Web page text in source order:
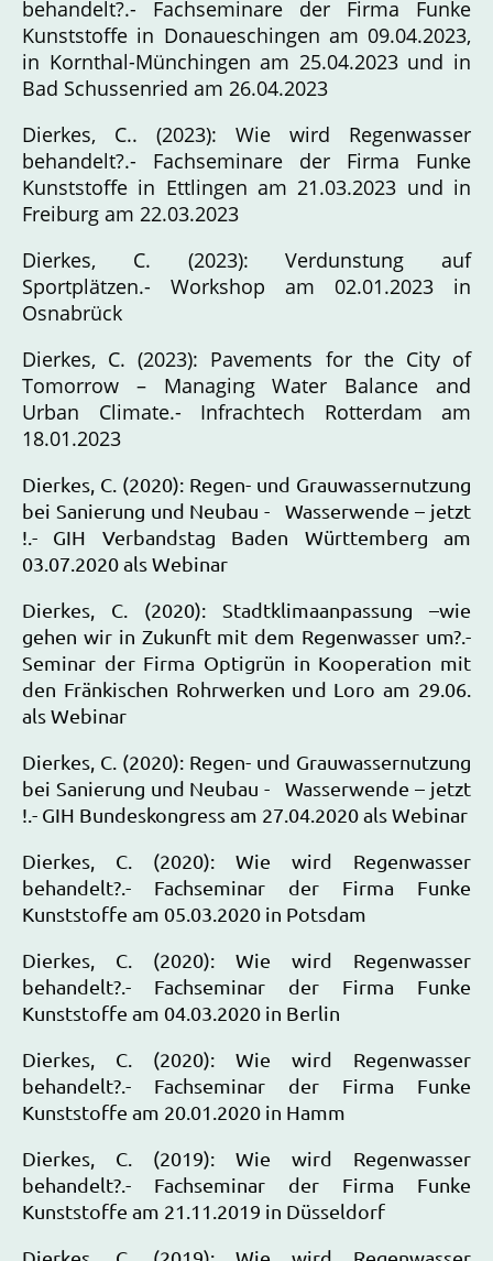
behandelt?.- Fachseminare der Firma Funke
Kunststoffe in Donaueschingen am 09.04.2023,
in Kornthal-Münchingen am 25.04.2023 und in
Bad Schussenried am 26.04.2023
Dierkes, C.. (2023): Wie wird Regenwasser
behandelt?.- Fachseminare der Firma Funke
Kunststoffe in Ettlingen am 21.03.2023 und in
Freiburg am 22.03.2023
Dierkes, C. (2023): Verdunstung auf
Sportplätzen.- Workshop am 02.01.2023 in
Osnabrück
Dierkes, C. (2023): Pavements for the City of
Tomorrow – Managing Water Balance and
Urban Climate.- Infrachtech Rotterdam am
18.01.2023
Dierkes, C. (2020): Regen- und Grauwassernutzung
bei Sanierung und Neubau - Wasserwende – jetzt
!.- GIH Verbandstag Baden Württemberg am
03.07.2020 als Webinar
Dierkes, C. (2020): Stadtklimaanpassung –wie
gehen wir in Zukunft mit dem Regenwasser um?.-
Seminar der Firma Optigrün in Kooperation mit
den Fränkischen Rohrwerken und Loro am 29.06.
als Webinar
Dierkes, C. (2020): Regen- und Grauwassernutzung
bei Sanierung und Neubau - Wasserwende – jetzt
!.- GIH Bundeskongress am 27.04.2020 als Webinar
Dierkes, C. (2020): Wie wird Regenwasser
behandelt?.- Fachseminar der Firma Funke
Kunststoffe am 05.03.2020 in Potsdam
Dierkes, C. (2020): Wie wird Regenwasser
behandelt?.- Fachseminar der Firma Funke
Kunststoffe am 04.03.2020 in Berlin
Dierkes, C. (2020): Wie wird Regenwasser
behandelt?.- Fachseminar der Firma Funke
Kunststoffe am 20.01.2020 in Hamm
Dierkes, C. (2019): Wie wird Regenwasser
behandelt?.- Fachseminar der Firma Funke
Kunststoffe am 21.11.2019 in Düsseldorf